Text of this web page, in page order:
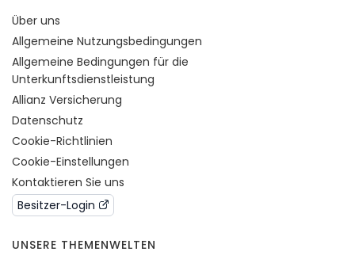
Über uns
Allgemeine Nutzungsbedingungen
Allgemeine Bedingungen für die
Unterkunftsdienstleistung
Allianz Versicherung
Datenschutz
Cookie-Richtlinien
Cookie-Einstellungen
Kontaktieren Sie uns
Besitzer-Login
UNSERE THEMENWELTEN